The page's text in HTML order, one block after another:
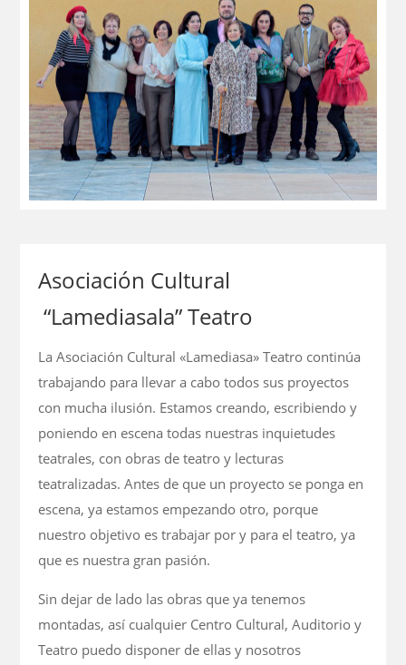
Asociación Cultural
“Lamediasala” Teatro
La Asociación Cultural «Lamediasa» Teatro continúa
trabajando para llevar a cabo todos sus proyectos
con mucha ilusión. Estamos creando, escribiendo y
poniendo en escena todas nuestras inquietudes
teatrales, con obras de teatro y lecturas
teatralizadas. Antes de que un proyecto se ponga en
escena, ya estamos empezando otro, porque
nuestro objetivo es trabajar por y para el teatro, ya
que es nuestra gran pasión.
Sin dejar de lado las obras que ya tenemos
montadas, así cualquier Centro Cultural, Auditorio y
Teatro puedo disponer de ellas y nosotros